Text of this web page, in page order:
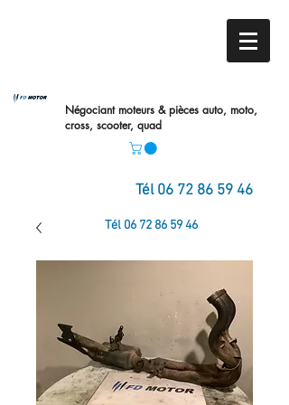
Négociant moteurs & pièces auto, moto,
cross, scooter, quad
Tél 06 72 86 59 46
Tél 06 72 86 59 46